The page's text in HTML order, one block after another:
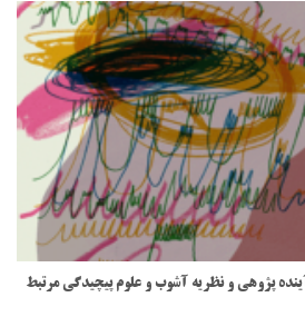
پژوهی و نظریه آشوب و علوم پیچیدگی مرتبط